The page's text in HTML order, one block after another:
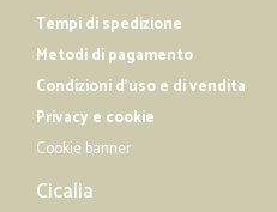
Tempi di spedizione
Metodi di pagamento
Condizioni d'uso e di vendita
Privacy e cookie
Cookie banner
Cicalia